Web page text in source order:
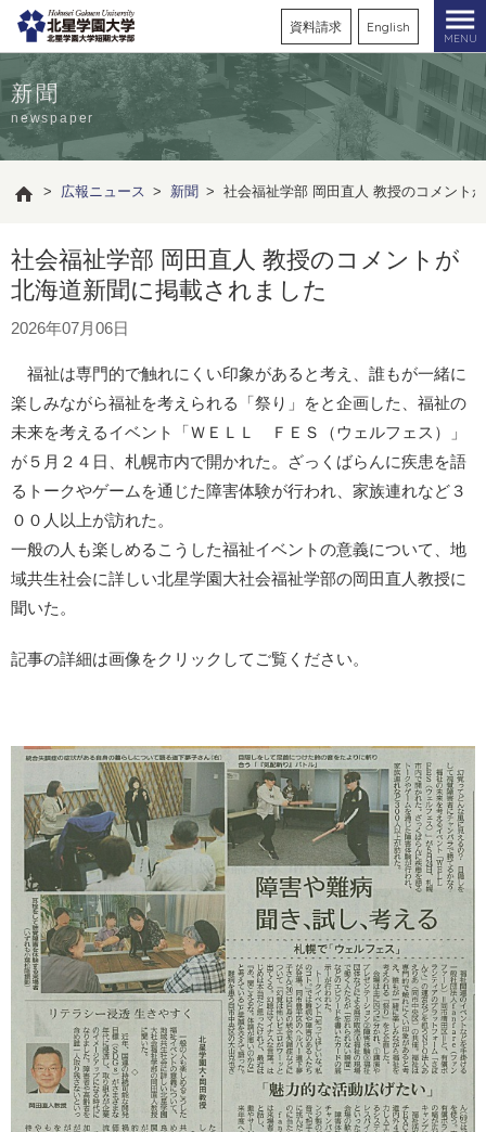
資料請求 English
MENU
新聞
newspaper
> 広報ニュース > 新聞 > 社会福祉学部 岡田直人 教授のコメント
社会福祉学部 岡田直人 教授のコメントが
北海道新聞に掲載されました
2026年07月06日
福祉は専門的で触れにくい印象があると考え、誰もが一緒に
楽しみながら福祉を考えられる「祭り」をと企画した、福祉の
未来を考えるイベント「ＷＥＬＬ ＦＥＳ（ウェルフェス）」
が５月２４日、札幌市内で開かれた。ざっくばらんに疾患を語
るトークやゲームを通じた障害体験が行われ、家族連れなど３
００人以上が訪れた。
一般の人も楽しめるこうした福祉イベントの意義について、地
域共生社会に詳しい北星学園大社会福祉学部の岡田直人教授に
聞いた。
記事の詳細は画像をクリックしてご覧ください。